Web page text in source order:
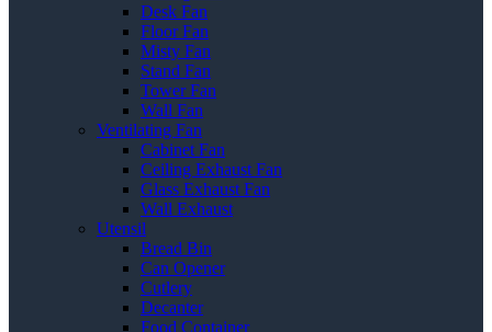
Desk Fan
Floor Fan
Misty Fan
Stand Fan
Tower Fan
Wall Fan
Ventilating Fan
Cabinet Fan
Ceiling Exhaust Fan
Glass Exhaust Fan
Wall Exhaust
Utensil
Bread Bin
Can Opener
Cutlery
Decanter
Food Container